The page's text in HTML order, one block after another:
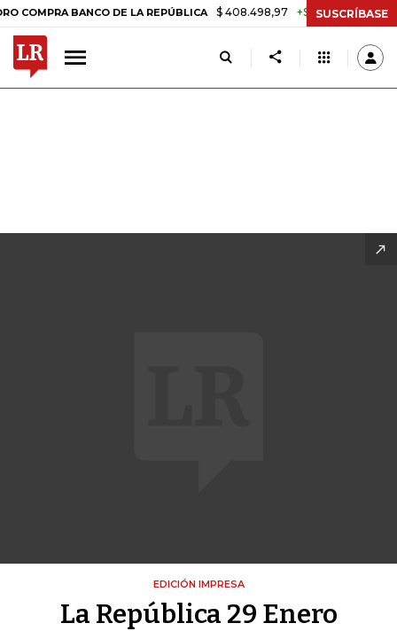
LA REPÚBLICA $ 408.498,97 +$ 8.753,81 +2,19% TASA DE
SUSCRÍBASE
EDICIÓN IMPRESA
La República 29 Enero